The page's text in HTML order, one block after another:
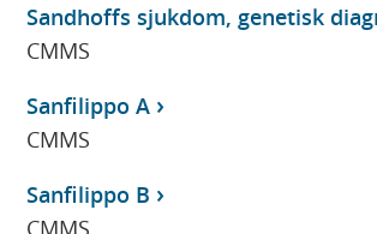
Sandhoffs sjukdom, genetisk
CMMS
Sanfilippo A
CMMS
Sanfilippo B
CMMS